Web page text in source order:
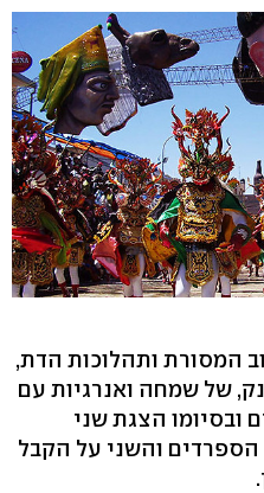
המסורת ותהלוכות הדת,
של שמחה ואנרגיות עם
ובסיומו הצגת שני
והשני על הקבל